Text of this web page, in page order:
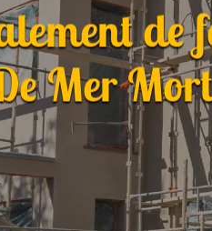
de
Mer